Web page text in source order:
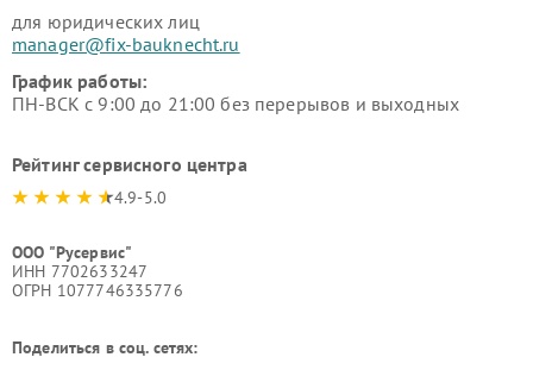
для юридических лиц
manager@fix-bauknecht.ru
График работы:
ПН-ВСК с 9:00 до 21:00 без перерывов и выходных
Рейтинг сервисного центра
4.9-5.0
ООО "Русервис"
ИНН 7702633247
ОГРН 1077746335776
Поделиться в соц. сетях: